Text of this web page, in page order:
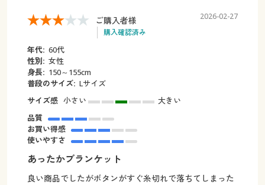
ご購入者様
購入確認済み
2026-02-27
年代: 60代
性別: 女性
身長: 150～155cm
普段のサイズ: Lサイズ
サイズ感 小さい
大きい
品質
お買い得感
使いやすさ
あったかブランケット
良い商品でしたがボタンがすぐ糸切れで落ちてしまった